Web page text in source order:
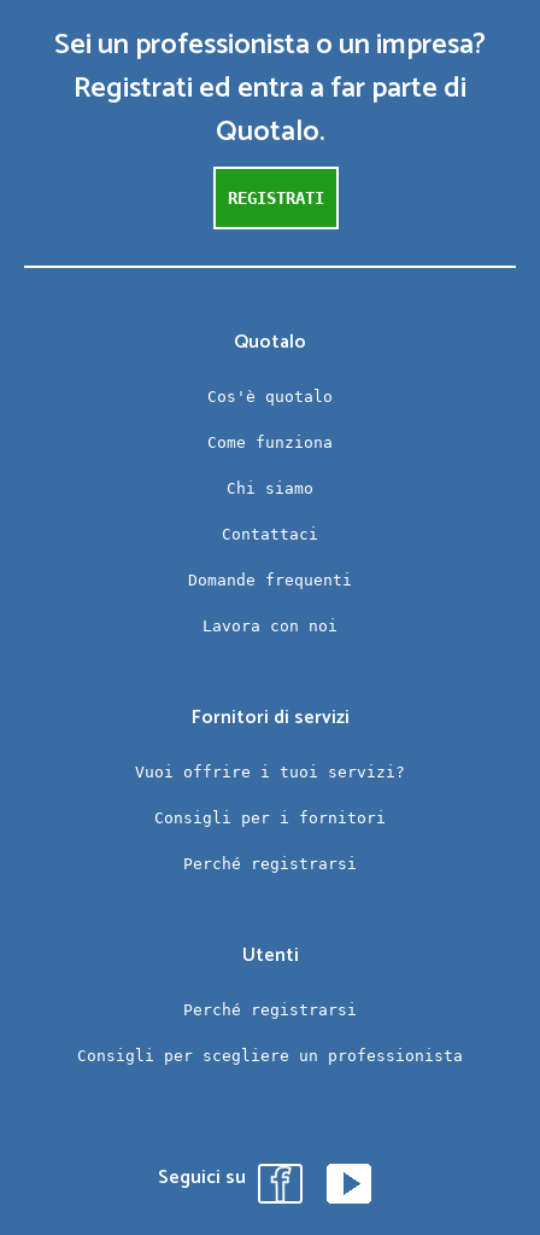
Sei un professionista o un impresa?
Registrati ed entra a far parte di
Quotalo.
REGISTRATI
Quotalo
Cos'è quotalo
Come funziona
Chi siamo
Contattaci
Domande frequenti
Lavora con noi
Fornitori di servizi
Vuoi offrire i tuoi servizi?
Consigli per i fornitori
Perché registrarsi
Utenti
Perché registrarsi
Consigli per scegliere un professionista
Seguici su